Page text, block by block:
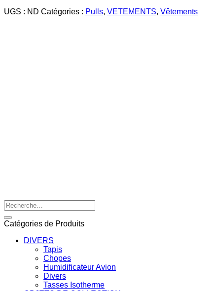
UGS : ND Catégories : Pulls, VETEMENTS, Vêtements
Catégories de Produits
DIVERS
Tapis
Chopes
Humidificateur Avion
Divers
Tasses Isotherme